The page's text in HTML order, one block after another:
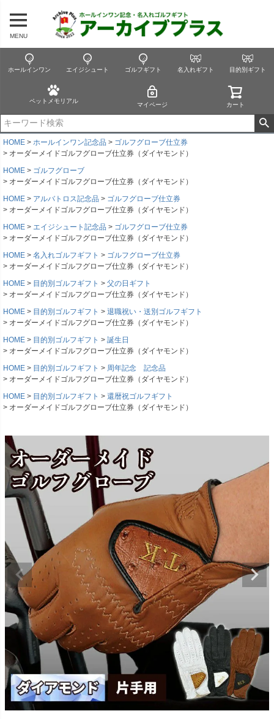
MENU
ホールインワン エイジシュート ゴルフギフト 名入れギフト 目的別ギフト
ペットメモリアル
マイページ カート
HOME ホールインワン記念品
ゴルフグローブ仕立券
オーダーメイドゴルフグローブ仕立券（ダイヤモンド）
HOME
ゴルフグローブ
オーダーメイドゴルフグローブ仕立券（ダイヤモンド）
HOME
アルバトロス記念品
ゴルフグローブ仕立券
オーダーメイドゴルフグローブ仕立券（ダイヤモンド）
HOME
エイジシュート記念品
ゴルフグローブ仕立券
オーダーメイドゴルフグローブ仕立券（ダイヤモンド）
HOME
名入れゴルフギフト
ゴルフグローブ仕立券
オーダーメイドゴルフグローブ仕立券（ダイヤモンド）
HOME
目的別ゴルフギフト
父の日ギフト
オーダーメイドゴルフグローブ仕立券（ダイヤモンド）
HOME
目的別ゴルフギフト
退職祝い・送別ゴルフギフト
オーダーメイドゴルフグローブ仕立券（ダイヤモンド）
HOME
目的別ゴルフギフト
誕生日
オーダーメイドゴルフグローブ仕立券（ダイヤモンド）
HOME
目的別ゴルフギフト
周年記念 記念品
オーダーメイドゴルフグローブ仕立券（ダイヤモンド）
HOME
目的別ゴルフギフト
還暦祝ゴルフギフト
オーダーメイドゴルフグローブ仕立券（ダイヤモンド）